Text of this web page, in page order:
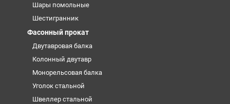
Шары помольные
Шестигранник
Фасонный прокат
Двутавровая балка
Колонный двутавр
Монорельсовая балка
Уголок стальной
Швеллер стальной